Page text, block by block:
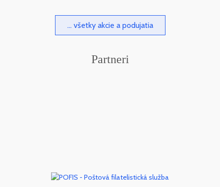
... všetky akcie a podujatia
Partneri